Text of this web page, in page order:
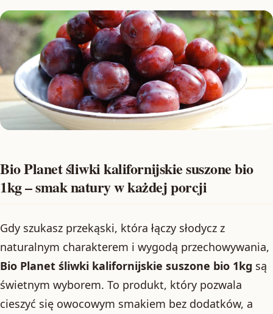
Bio Planet śliwki kalifornijskie suszone bio
1kg – smak natury w każdej porcji
Gdy szukasz przekąski, która łączy słodycz z
naturalnym charakterem i wygodą przechowywania,
Bio Planet śliwki kalifornijskie suszone bio 1kg są
świetnym wyborem. To produkt, który pozwala
cieszyć się owocowym smakiem bez dodatków, a